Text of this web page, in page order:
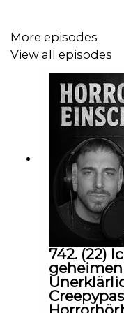
Die verwendete
https://
https://
https://
https://
Viel Spaß beim
More episodes
View all episodes
742. (22)